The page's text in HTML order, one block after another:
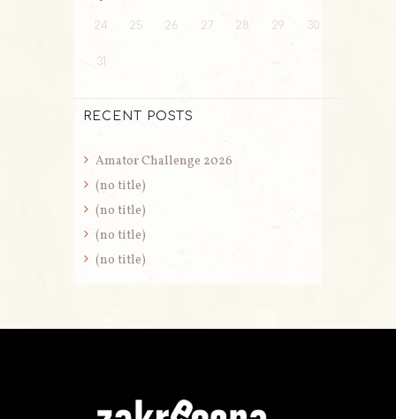
24 25 26 27 28 29 30
31
RECENT POSTS
Amator Challenge 2026
(no title)
(no title)
(no title)
(no title)